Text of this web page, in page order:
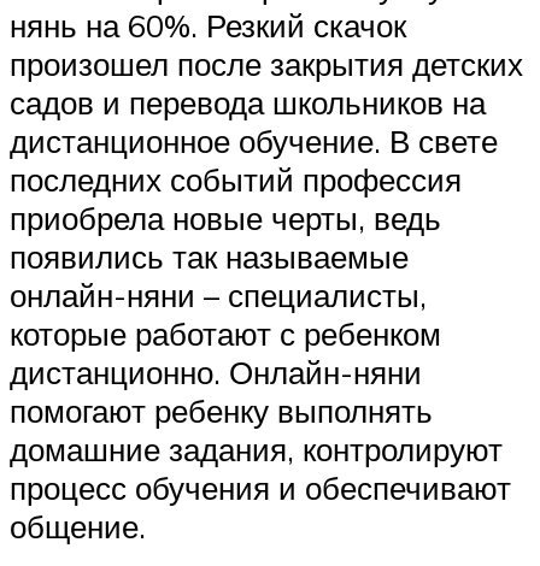
нянь на 60%. Резкий скачок
произошел после закрытия детских
садов и перевода школьников на
дистанционное обучение. В свете
последних событий профессия
приобрела новые черты, ведь
появились так называемые
онлайн-няни – специалисты,
которые работают с ребенком
дистанционно. Онлайн-няни
помогают ребенку выполнять
домашние задания, контролируют
процесс обучения и обеспечивают
общение.